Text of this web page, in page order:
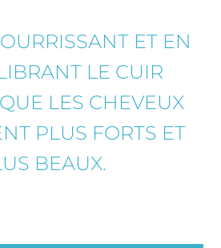
ET EN
LE CUIR
LES CHEVEUX
PLUS FORTS ET
BEAUX.